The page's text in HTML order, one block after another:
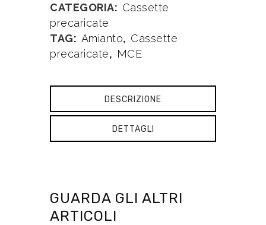
CATEGORIA: Cassette
precaricate
TAG: Amianto, Cassette
precaricate, MCE
DESCRIZIONE
DETTAGLI
GUARDA GLI ALTRI
ARTICOLI